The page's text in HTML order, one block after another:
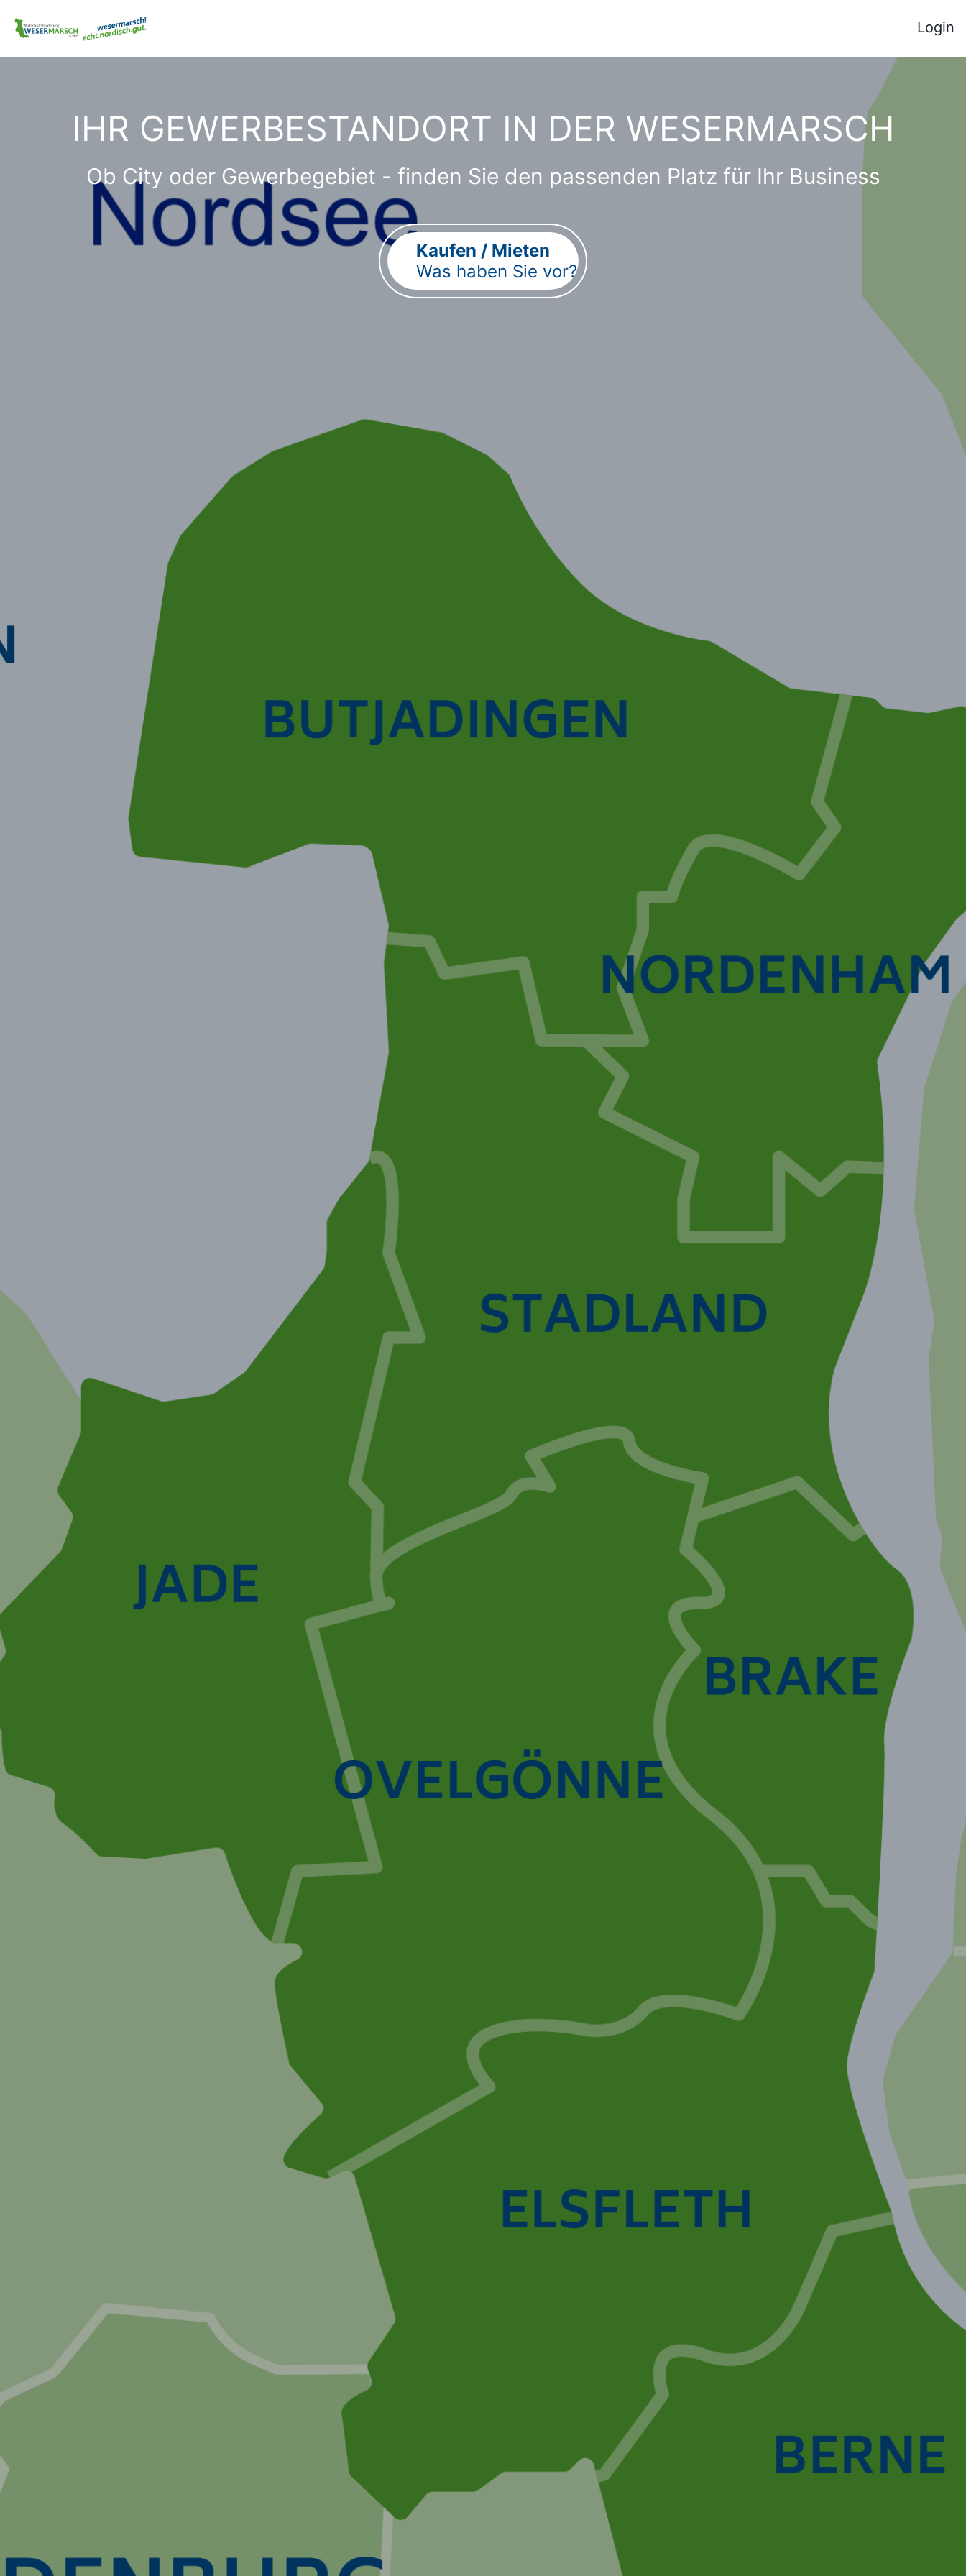
Login
IHR GEWERBE­STANDORT IN DER WESER­MARSCH
Ob City oder Gewerbegebiet - finden Sie den passenden Platz für Ihr Business
Kaufen / Mieten
Was haben Sie vor?